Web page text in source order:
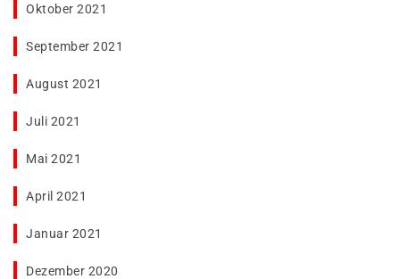
Oktober 2021
September 2021
August 2021
Juli 2021
Mai 2021
April 2021
Januar 2021
Dezember 2020